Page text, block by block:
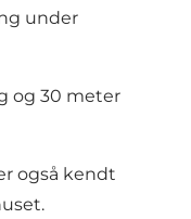
under
og 30 meter
også kendt